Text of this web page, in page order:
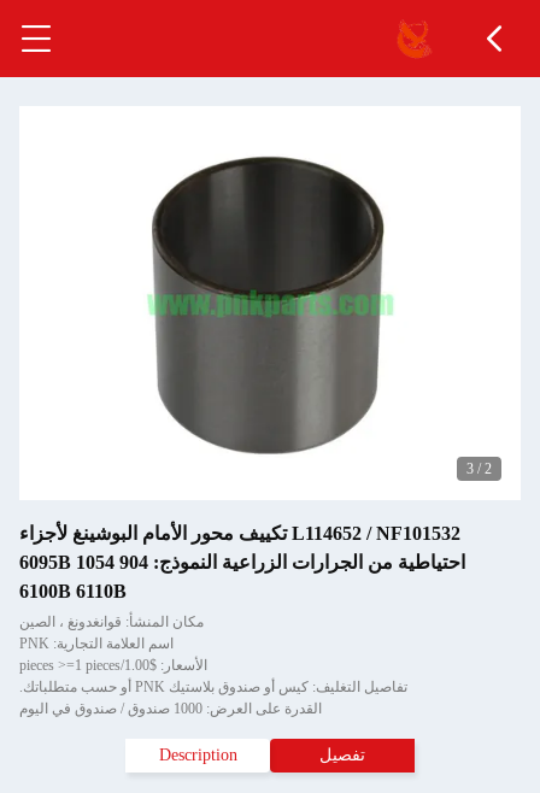
2
/
3
L114652 / NF101532 تكييف محور الأمام البوشينغ لأجزاء
احتياطية من الجرارات الزراعية النموذج: 904 1054 6095B
6100B 6110B
مكان المنشأ: قوانغدونغ ، الصين
اسم العلامة التجارية: PNK
الأسعار: $1.00/pieces >=1 pieces
تفاصيل التغليف: كيس أو صندوق بلاستيك PNK أو حسب متطلباتك.
القدرة على العرض: 1000 صندوق / صندوق في اليوم
تفصيل Description